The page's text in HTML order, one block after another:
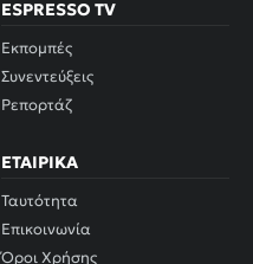
ESPRESSO TV
Εκπομπές
Συνεντεύξεις
Ρεπορτάζ
ΕΤΑΙΡΙΚΆ
Ταυτότητα
Επικοινωνία
Όροι Χρήσης